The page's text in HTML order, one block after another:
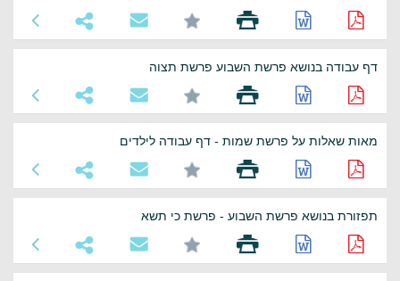
דף עבודה בנושא פרשת השבוע פרשת תצוה
מאות שאלות על פרשת שמות - דף עבודה לילדים
תפזורת בנושא פרשת השבוע - פרשת כי תשא